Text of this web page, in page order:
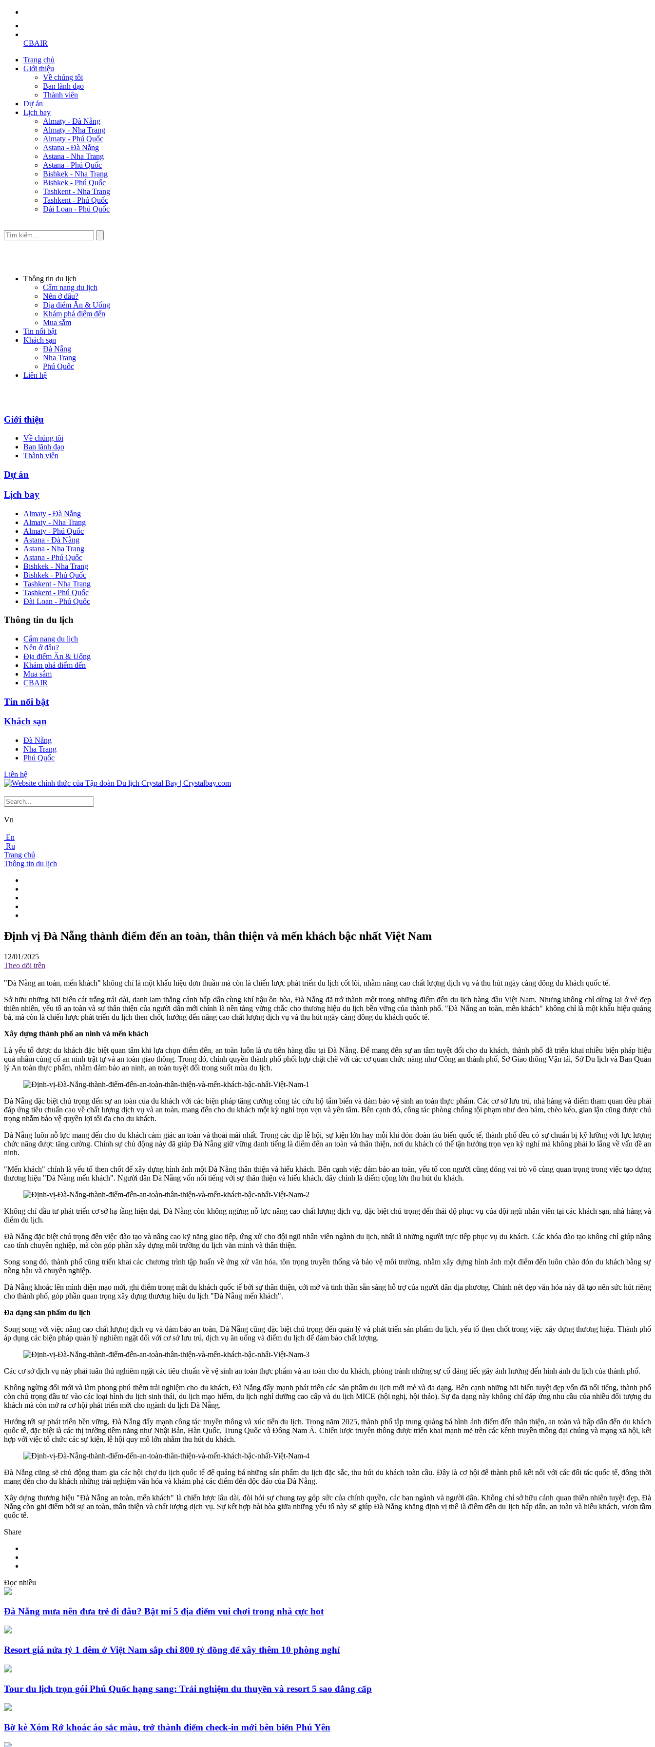
CBAIR
Trang chủ
Giới thiệu
Về chúng tôi
Ban lãnh đạo
Thành viên
Dự án
Lịch bay
Almaty - Đà Nẵng
Almaty - Nha Trang
Almaty - Phú Quốc
Astana - Đà Nẵng
Astana - Nha Trang
Astana - Phú Quốc
Bishkek - Nha Trang
Bishkek - Phú Quốc
Tashkent - Nha Trang
Tashkent - Phú Quốc
Đài Loan - Phú Quốc
Thông tin du lịch
Cẩm nang du lịch
Nên ở đâu?
Địa điểm Ăn & Uống
Khám phá điểm đến
Mua sắm
Tin nổi bật
Khách sạn
Đà Nẵng
Nha Trang
Phú Quốc
Liên hệ
Giới thiệu
Về chúng tôi
Ban lãnh đạo
Thành viên
Dự án
Lịch bay
Almaty - Đà Nẵng
Almaty - Nha Trang
Almaty - Phú Quốc
Astana - Đà Nẵng
Astana - Nha Trang
Astana - Phú Quốc
Bishkek - Nha Trang
Bishkek - Phú Quốc
Tashkent - Nha Trang
Tashkent - Phú Quốc
Đài Loan - Phú Quốc
Thông tin du lịch
Cẩm nang du lịch
Nên ở đâu?
Địa điểm Ăn & Uống
Khám phá điểm đến
Mua sắm
CBAIR
Tin nổi bật
Khách sạn
Đà Nẵng
Nha Trang
Phú Quốc
Liên hệ
Vn
En
Ru
Trang chủ
Thông tin du lịch
Định vị Đà Nẵng thành điểm đến an toàn, thân thiện và mến khách bậc nhất Việt Nam
12/01/2025
Theo dõi trên
"Đà Nẵng an toàn, mến khách" không chỉ là một khẩu hiệu đơn thuần mà còn là chiến lược phát triển du lịch cốt lõi, nhằm nâng cao chất lượng dịch vụ và thu hút ngày càng đông du khách quốc tế.
Sở hữu những bãi biển cát trắng trải dài, danh lam thắng cảnh hấp dẫn cùng khí hậu ôn hòa, Đà Nẵng đã trở thành một trong những điểm đến du lịch hàng đầu Việt Nam. Nhưng không chỉ dừng lại ở vẻ đẹp
thiên nhiên, yếu tố an toàn và sự thân thiện của người dân mới chính là nền tảng vững chắc cho thương hiệu du lịch bền vững của thành phố. "Đà Nẵng an toàn, mến khách" không chỉ là một khẩu hiệu quảng
bá, mà còn là chiến lược phát triển du lịch then chốt, hướng đến nâng cao chất lượng dịch vụ và thu hút ngày càng đông du khách quốc tế.
Xây dựng thành phố an ninh và mến khách
Là yếu tố được du khách đặc biệt quan tâm khi lựa chọn điểm đến, an toàn luôn là ưu tiên hàng đầu tại Đà Nẵng. Để mang đến sự an tâm tuyệt đối cho du khách, thành phố đã triển khai nhiều biện pháp hiệu
quả nhằm củng cố an ninh trật tự và an toàn giao thông. Trong đó, chính quyền thành phố phối hợp chặt chẽ với các cơ quan chức năng như Công an thành phố, Sở Giao thông Vận tải, Sở Du lịch và Ban Quản
lý An toàn thực phẩm, nhằm đảm bảo an ninh, an toàn tuyệt đối trong suốt mùa du lịch.
Đà Nẵng đặc biệt chú trọng đến sự an toàn của du khách với các biện pháp tăng cường công tác cứu hộ tắm biển và đảm bảo vệ sinh an toàn thực phẩm. Các cơ sở lưu trú, nhà hàng và điểm tham quan đều phải
đáp ứng tiêu chuẩn cao về chất lượng dịch vụ và an toàn, mang đến cho du khách một kỳ nghỉ trọn vẹn và yên tâm. Bên cạnh đó, công tác phòng chống tội phạm như đeo bám, chèo kéo, gian lận cũng được chú
trọng nhằm bảo vệ quyền lợi tối đa cho du khách.
Đà Nẵng luôn nỗ lực mang đến cho du khách cảm giác an toàn và thoải mái nhất. Trong các dịp lễ hội, sự kiện lớn hay mỗi khi đón đoàn tàu biển quốc tế, thành phố đều có sự chuẩn bị kỹ lưỡng với lực lượng
chức năng được tăng cường. Chính sự chủ động này đã giúp Đà Nẵng giữ vững danh tiếng là điểm đến an toàn và thân thiện, nơi du khách có thể tận hưởng trọn vẹn kỳ nghỉ mà không phải lo lắng về vấn đề an
ninh.
"Mến khách" chính là yếu tố then chốt để xây dựng hình ảnh một Đà Nẵng thân thiện và hiếu khách. Bên cạnh việc đảm bảo an toàn, yếu tố con người cũng đóng vai trò vô cùng quan trọng trong việc tạo dựng
thương hiệu "Đà Nẵng mến khách". Người dân Đà Nẵng vốn nổi tiếng với sự thân thiện và hiếu khách, đây chính là điểm cộng lớn thu hút du khách.
Không chỉ đầu tư phát triển cơ sở hạ tầng hiện đại, Đà Nẵng còn không ngừng nỗ lực nâng cao chất lượng dịch vụ, đặc biệt chú trọng đến thái độ phục vụ của đội ngũ nhân viên tại các khách sạn, nhà hàng và
điểm du lịch.
Đà Nẵng đặc biệt chú trọng đến việc đào tạo và nâng cao kỹ năng giao tiếp, ứng xử cho đội ngũ nhân viên ngành du lịch, nhất là những người trực tiếp phục vụ du khách. Các khóa đào tạo không chỉ giúp nâng
cao tính chuyên nghiệp, mà còn góp phần xây dựng môi trường du lịch văn minh và thân thiện.
Song song đó, thành phố cũng triển khai các chương trình tập huấn về ứng xử văn hóa, tôn trọng truyền thống và bảo vệ môi trường, nhằm xây dựng hình ảnh một điểm đến luôn chào đón du khách bằng sự
nồng hậu và chuyên nghiệp.
Đà Nẵng khoác lên mình diện mạo mới, ghi điểm trong mắt du khách quốc tế bởi sự thân thiện, cởi mở và tinh thần sẵn sàng hỗ trợ của người dân địa phương. Chính nét đẹp văn hóa này đã tạo nên sức hút riêng
cho thành phố, góp phần quan trọng xây dựng thương hiệu du lịch "Đà Nẵng mến khách".
Đa dạng sản phẩm du lịch
Song song với việc nâng cao chất lượng dịch vụ và đảm bảo an toàn, Đà Nẵng cũng đặc biệt chú trọng đến quản lý và phát triển sản phẩm du lịch, yếu tố then chốt trong việc xây dựng thương hiệu. Thành phố
áp dụng các biện pháp quản lý nghiêm ngặt đối với cơ sở lưu trú, dịch vụ ăn uống và điểm du lịch để đảm bảo chất lượng.
Các cơ sở dịch vụ này phải tuân thủ nghiêm ngặt các tiêu chuẩn về vệ sinh an toàn thực phẩm và an toàn cho du khách, phòng tránh những sự cố đáng tiếc gây ảnh hưởng đến hình ảnh du lịch của thành phố.
Không ngừng đổi mới và làm phong phú thêm trải nghiệm cho du khách, Đà Nẵng đẩy mạnh phát triển các sản phẩm du lịch mới mẻ và đa dạng. Bên cạnh những bãi biển tuyệt đẹp vốn đã nổi tiếng, thành phố
còn chú trọng đầu tư vào các loại hình du lịch sinh thái, du lịch mạo hiểm, du lịch nghỉ dưỡng cao cấp và du lịch MICE (hội nghị, hội thảo). Sự đa dạng này không chỉ đáp ứng nhu cầu của nhiều đối tượng du
khách mà còn mở ra cơ hội phát triển mới cho ngành du lịch Đà Nẵng.
Hướng tới sự phát triển bền vững, Đà Nẵng đẩy mạnh công tác truyền thông và xúc tiến du lịch. Trong năm 2025, thành phố tập trung quảng bá hình ảnh điểm đến thân thiện, an toàn và hấp dẫn đến du khách
quốc tế, đặc biệt là các thị trường tiềm năng như Nhật Bản, Hàn Quốc, Trung Quốc và Đông Nam Á. Chiến lược truyền thông được triển khai mạnh mẽ trên các kênh truyền thông đại chúng và mạng xã hội, kết
hợp với việc tổ chức các sự kiện, lễ hội quy mô lớn nhằm thu hút du khách.
Đà Nẵng cũng sẽ chủ động tham gia các hội chợ du lịch quốc tế để quảng bá những sản phẩm du lịch đặc sắc, thu hút du khách toàn cầu. Đây là cơ hội để thành phố kết nối với các đối tác quốc tế, đồng thời
mang đến cho du khách những trải nghiệm văn hóa và khám phá các điểm đến độc đáo của Đà Nẵng.
Xây dựng thương hiệu "Đà Nẵng an toàn, mến khách" là chiến lược lâu dài, đòi hỏi sự chung tay góp sức của chính quyền, các ban ngành và người dân. Không chỉ sở hữu cảnh quan thiên nhiên tuyệt đẹp, Đà
Nẵng còn ghi điểm bởi sự an toàn, thân thiện và chất lượng dịch vụ. Sự kết hợp hài hòa giữa những yếu tố này sẽ giúp Đà Nẵng khẳng định vị thế là điểm đến du lịch hấp dẫn, an toàn và hiếu khách, vươn tầm
quốc tế.
Share
Đọc nhiều
Đà Nẵng mưa nên đưa trẻ đi đâu? Bật mí 5 địa điểm vui chơi trong nhà cực hot
Resort giá nửa tỷ 1 đêm ở Việt Nam sắp chi 800 tỷ đồng để xây thêm 10 phòng nghỉ
Tour du lịch trọn gói Phú Quốc hạng sang: Trải nghiệm du thuyền và resort 5 sao đẳng cấp
Bờ kè Xóm Rớ khoác áo sắc màu, trở thành điểm check-in mới bên biển Phú Yên